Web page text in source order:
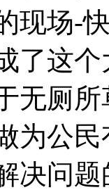
现场-
了这
无厕
为公
决问